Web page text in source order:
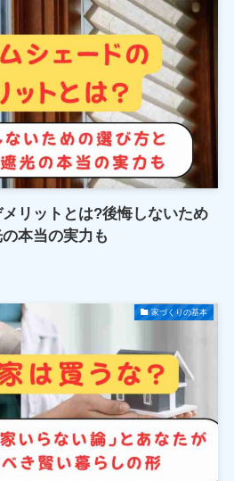
リットとは?後悔しないため
本当の実力も
家づくりの基本